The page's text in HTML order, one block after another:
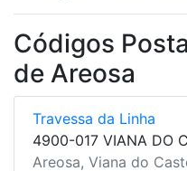
Códigos
de Areosa
Travessa da Linha
4900-017 VIANA DO
Areosa, Viana do